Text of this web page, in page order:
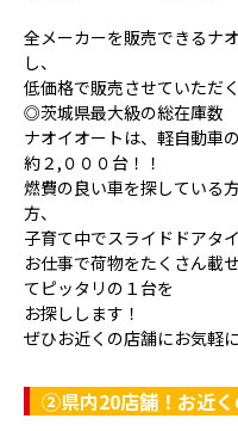
全メーカーを販売できるナ
し、
低価格で販売させていただ
◎茨城県最大級の総在庫数
ナオイオートは、軽自動車
約２,０００台！！
燃費の良い車を探している
方、
子育て中でスライドドアタ
お仕事で荷物をたくさん載
てピッタリの１台を
お探しします！
ぜひお近くの店舗にお気軽
②県内20店舗！お近く